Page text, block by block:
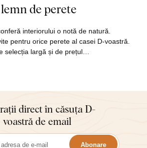
de perete
interiorului o notă de natură.
pentru orice perete al casei D-voastră.
selecția largă și de prețul…
direct în căsuța D-
voastră de email
Abonare